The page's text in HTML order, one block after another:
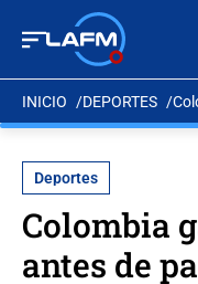
INICIO DEPORTES
Deportes
Colombia
antes de